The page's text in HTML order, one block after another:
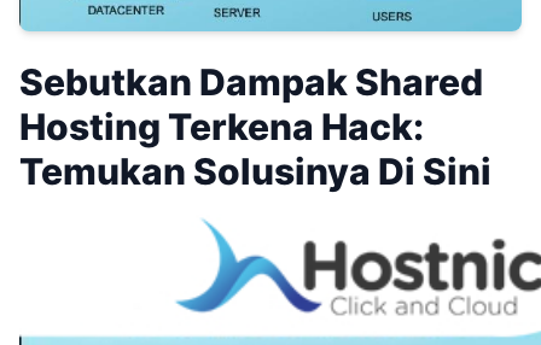
Sebutkan Dampak Shared
Hosting Terkena Hack:
Temukan Solusinya Di Sini